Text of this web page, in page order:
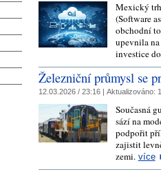
Mexický
(Software
obchodní
upevnila
investice
Železniční průmysl se
12.03.2026 / 23:16 | Aktualizováno:
Současná
sází na
podpořit
zajistit
zemi. více